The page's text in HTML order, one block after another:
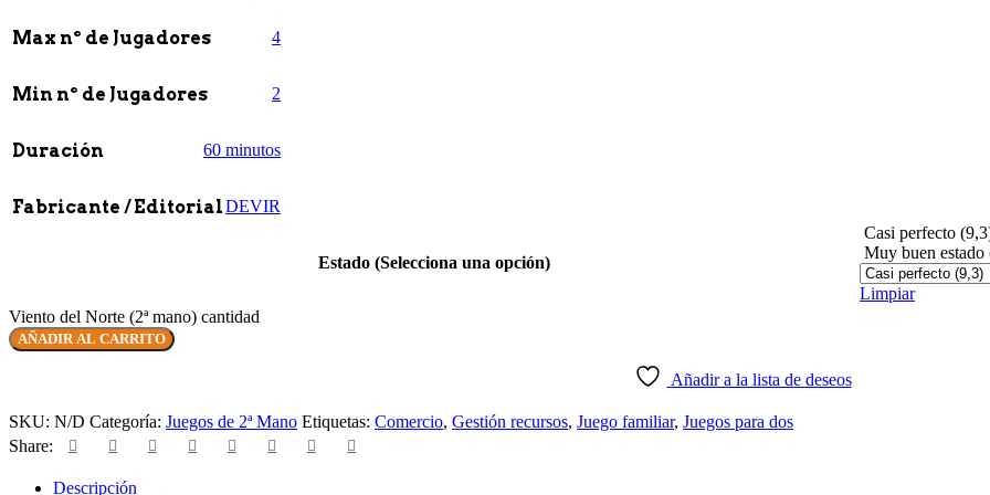
Max nº de Jugadores 4
Min nº de Jugadores 2
Duración 60 minutos
Fabricante / EditorialDEVIR
Estado (Selecciona una opción)
Casi perfecto
Muy buen estado
Limpiar
Viento del Norte (2ª mano) cantidad
AÑADIR AL CARRITO
Añadir a la lista de deseos
SKU: N/D Categoría: Juegos de 2ª Mano Etiquetas: Comercio, Gestión recursos, Juego familiar, Juegos para dos
Share:
Descripción